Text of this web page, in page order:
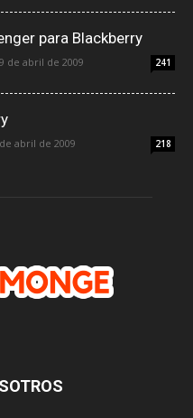
para Blackberry
de abril de 2009 241
abril de 2009 218